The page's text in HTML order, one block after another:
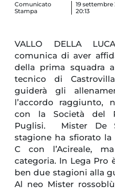
Comunicato
Stampa
19 settembre
20:13
VALLO DELLA
comunica di aver
della prima squadra
tecnico di
guiderà gli
l’accordo raggiunto,
con la Società del
Puglisi. Mister De
stagione ha sfiorato
C con l’Acireale,
categoria. In Lega Pro
ben due stagioni alla
Al neo Mister